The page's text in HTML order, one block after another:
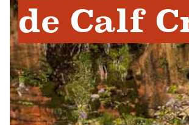
de Calf